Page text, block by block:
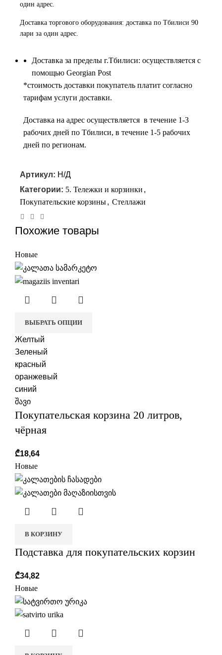
один адрес.
Доставка торгового оборудования: доставка по Тбилиси 90
лари за один адрес.
Доставка за пределы г.Тбилиси: осуществляется с
помощью Georgian Post
*cтоимость доставки покупатель платит согласно
тарифам услуги доставки.
Доставка на адрес осуществляется в течение 1-3
рабочих дней по Тбилиси, в течение 1-5 рабочих
дней по регионам.
Артикул: Н/Д
Категории: 5. Тележки и корзинки ,
Покупательские корзины, Стеллажи
Похожие товары
Новые
ВЫБРАТЬ ОПЦИИ
Желтый
Зеленый
красный
оранжевый
синий
შავი
Покупательская корзина 20 литров,
чёрная
₾18,64
Новые
В КОРЗИНУ
Подставка для покупательских корзин
₾34,82
Новые